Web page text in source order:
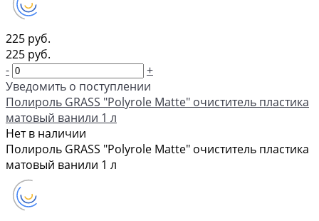
225 руб.
225 руб.
-
+
Уведомить о поступлении
Полироль GRASS "Polyrole Matte" очиститель пластика
матовый ванили 1 л
Нет в наличии
Полироль GRASS "Polyrole Matte" очиститель пластика
матовый ванили 1 л